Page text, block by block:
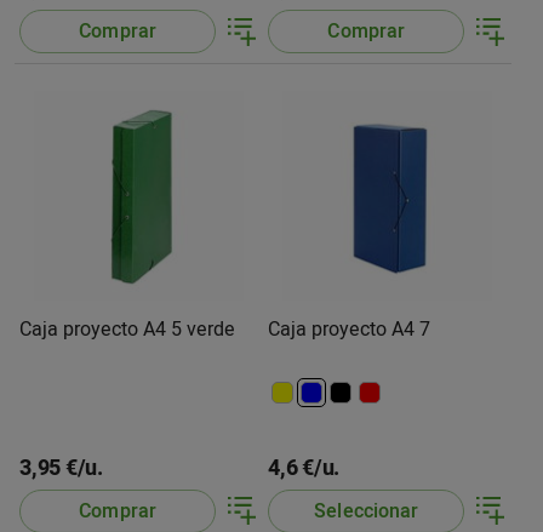
Comprar Comprar
Caja proyecto A4 5 verde
3,95 €/u.
Comprar
Caja proyecto A4 7
4,6 €/u.
Seleccionar